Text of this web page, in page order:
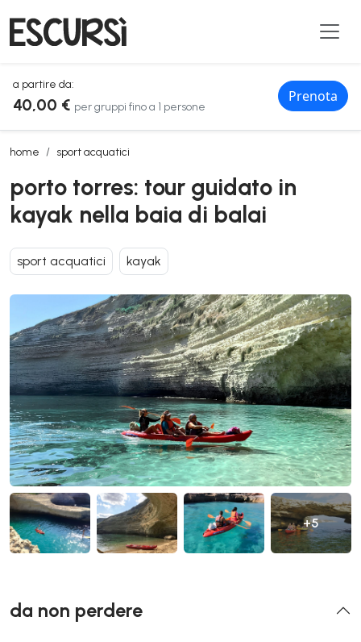
a partire da:
40,00 € per gruppi fino a 1 persone
Prenota
home sport acquatici
porto torres: tour guidato in kayak nella baia di balai
porto torres: tour guidato in
kayak nella baia di balai
sport acquatici kayak
+5
da non perdere